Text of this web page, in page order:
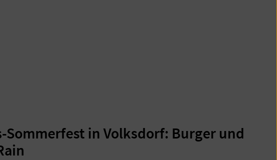
Sommerfest in Volksdorf: Burger und